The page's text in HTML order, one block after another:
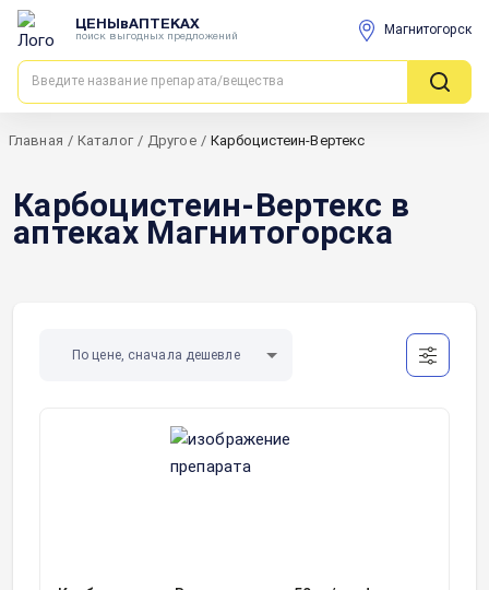
ЦЕНЫвАПТЕКАХ
поиск выгодных предложений Магнитогорск
Главная / Каталог / Другое / Карбоцистеин-Вертекс
Карбоцистеин-Вертекс в
аптеках Магнитогорска
По цене, сначала дешевле